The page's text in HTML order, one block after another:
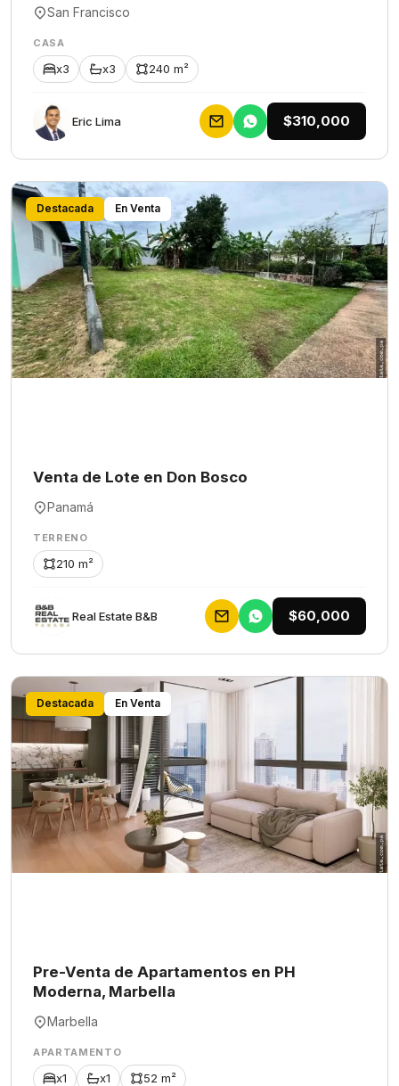
San Francisco
CASA
x3 x3 240 m²
Eric Lima $310,000
Destacada En Venta
Venta de Lote en Don Bosco
Panamá
TERRENO
210 m²
Rеаl Еstаtе В&В $60,000
Destacada En Venta
Pre-Venta de Apartamentos en PH
Moderna, Marbella
Marbella
APARTAMENTO
x1 x1 52 m²